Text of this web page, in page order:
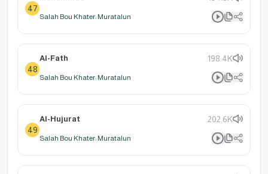
47
Salah Bou Khater: Muratalun
48
Al-Fath 198.4K
Salah Bou Khater: Muratalun
49
Al-Hujurat 202.6K
Salah Bou Khater: Muratalun